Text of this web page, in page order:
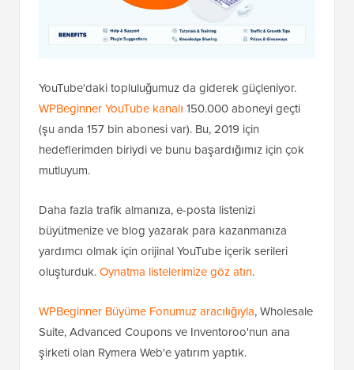
YouTube'daki topluluğumuz da giderek güçleniyor.
WPBeginner YouTube kanalı 150.000 aboneyi geçti
(şu anda 157 bin abonesi var). Bu, 2019 için
hedeflerimden biriydi ve bunu başardığımız için çok
mutluyum.
Daha fazla trafik almanıza, e-posta listenizi
büyütmenize ve blog yazarak para kazanmanıza
yardımcı olmak için orijinal YouTube içerik serileri
oluşturduk.Oynatma listelerimize göz atın.
WPBeginner Büyüme Fonumuz aracılığıyla, Wholesale
Suite, Advanced Coupons ve Inventoroo'nun ana
şirketi olan Rymera Web'e yatırım yaptık.